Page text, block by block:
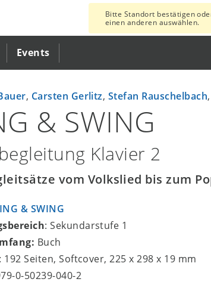
Events
Bitte Standort bestätigen
einen anderen auswählen.
, Carsten Gerlitz, Stefan Rauschelbach,
& SWING
Klavier 2
vom Volkslied bis zum
& SWING
: Sekundarstufe 1
Buch
: 192 Seiten, Softcover, 225 x 298 x 19 mm
0-50239-040-2